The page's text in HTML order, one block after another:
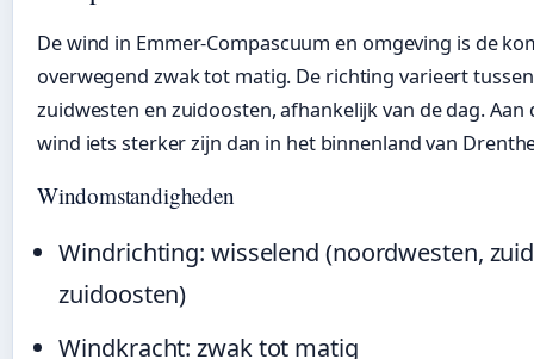
De wind in Emmer-Compascuum en omgeving is de
overwegend zwak tot matig. De richting varieert
zuidwesten en zuidoosten, afhankelijk van de dag. Aan
wind iets sterker zijn dan in het binnenland van
Windomstandigheden
Windrichting: wisselend (noordwesten,
zuidoosten)
Windkracht: zwak tot matig